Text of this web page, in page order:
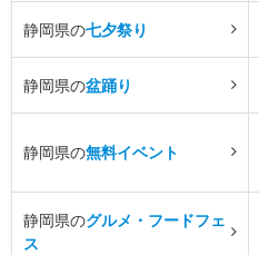
静岡県の七夕祭り
静岡県の盆踊り
静岡県の無料イベント
静岡県のグルメ・フードフェ
ス